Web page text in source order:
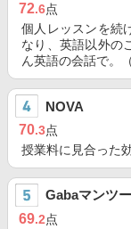
72.6点
個人レッスンを続
なり、英語以外の
ん英語の会話で。
NOVA
70.3点
授業料に見合った
Gabaマンツ
69.2点